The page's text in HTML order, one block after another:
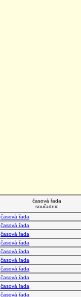
časová řada
souřadnic
časová řada
časová řada
časová řada
časová řada
časová řada
časová řada
časová řada
časová řada
časová řada
časová řada